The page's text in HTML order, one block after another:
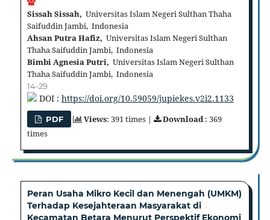
Sissah Sissah, Universitas Islam Negeri Sulthan Thaha
Saifuddin Jambi, Indonesia
Ahsan Putra Hafiz, Universitas Islam Negeri Sulthan
Thaha Saifuddin Jambi, Indonesia
Bimbi Agnesia Putri, Universitas Islam Negeri Sulthan
Thaha Saifuddin Jambi, Indonesia
14-29
DOI : https://doi.org/10.59059/jupiekes.v2i2.1133
PDF Views: 391 times | Download: 369
times
Peran Usaha Mikro Kecil dan Menengah (UMKM)
Terhadap Kesejahteraan Masyarakat di
Kecamatan Betara Menurut Perspektif Ekonomi